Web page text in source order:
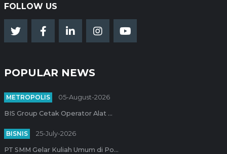
FOLLOW US
POPULAR NEWS
METROPOLIS 05-August-2026
BIS Group Cetak Operator Alat ...
BISNIS 25-July-2026
PT SMM Gelar Kuliah Umum di Po...